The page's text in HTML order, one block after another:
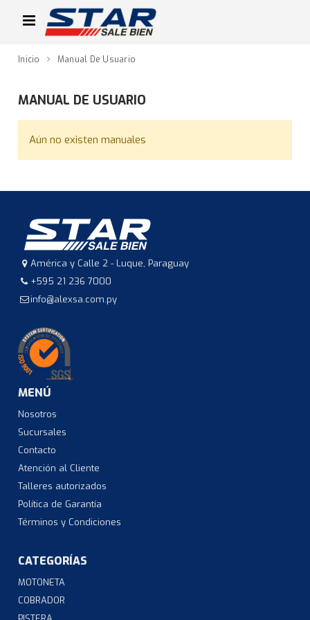
Inicio Manual De Usuario
MANUAL DE USUARIO
Aún no existen manuales
América y Calle 2 - Luque, Paraguay
+595 21 236 7000
info@alexsa.com.py
MENÚ
Nosotros
Sucursales
Contacto
Atención al Cliente
Talleres autorizados
Política de Garantía
Términos y Condiciones
CATEGORÍAS
MOTONETA
COBRADOR